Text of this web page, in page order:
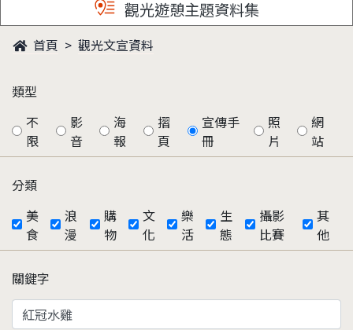
觀光遊憩主題資料集
首頁 觀光文宣資料
類型
不
限
影
音
海
報
摺
頁
宣傳手
冊
照
片
網
站
分類
美
食
浪
漫
購
物
文
化
樂
活
生
態
攝影
比賽
其
他
關鍵字